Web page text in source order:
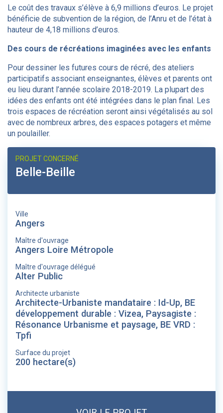
Le coût des travaux s’élève à 6,9 millions d’euros. Le projet
bénéficie de subvention de la région, de l’Anru et de l’état à
hauteur de 4,18 millions d’euros.
Des cours de récréations imaginées avec les enfants
Pour dessiner les futures cours de récré, des ateliers
participatifs associant enseignantes, élèves et parents ont
eu lieu durant l’année scolaire 2018-2019. La plupart des
idées des enfants ont été intégrées dans le plan final. Les
trois espaces de récréation seront ainsi végétalisés au sol
avec de nombreux arbres, des espaces potagers et même
un poulailler.
PROJET CONCERNÉ
Belle-Beille
Ville
Angers
Maître d'ouvrage
Angers Loire Métropole
Maître d'ouvrage délégué
Alter Public
Architecte urbaniste
Architecte-Urbaniste mandataire : Id-Up, BE
développement durable : Vizea, Paysagiste :
Résonance Urbanisme et paysage, BE VRD :
Tpfi
Surface du projet
200 hectare(s)